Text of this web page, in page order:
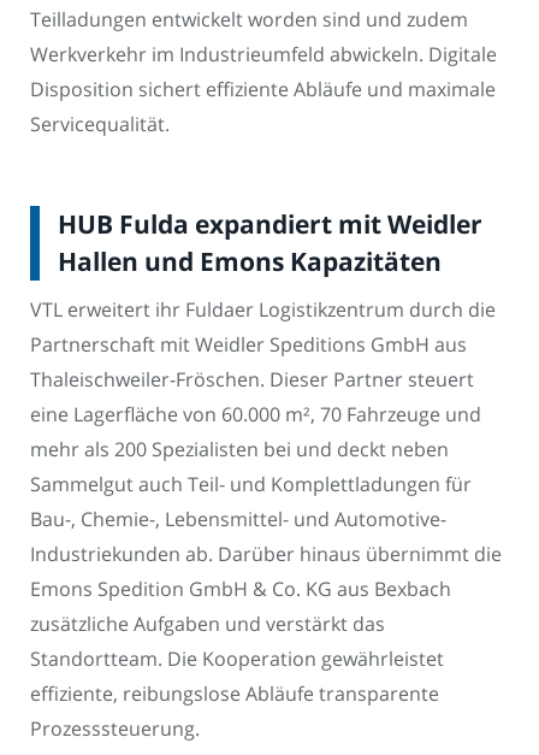
Teilladungen entwickelt worden sind und zudem
Werkverkehr im Industrieumfeld abwickeln. Digitale
Disposition sichert effiziente Abläufe und maximale
Servicequalität.
HUB Fulda expandiert mit Weidler
Hallen und Emons Kapazitäten
VTL erweitert ihr Fuldaer Logistikzentrum durch die
Partnerschaft mit Weidler Speditions GmbH aus
Thaleischweiler-Fröschen. Dieser Partner steuert
eine Lagerfläche von 60.000 m², 70 Fahrzeuge und
mehr als 200 Spezialisten bei und deckt neben
Sammelgut auch Teil- und Komplettladungen für
Bau-, Chemie-, Lebensmittel- und Automotive-
Industriekunden ab. Darüber hinaus übernimmt die
Emons Spedition GmbH & Co. KG aus Bexbach
zusätzliche Aufgaben und verstärkt das
Standortteam. Die Kooperation gewährleistet
effiziente, reibungslose Abläufe transparente
Prozesssteuerung.